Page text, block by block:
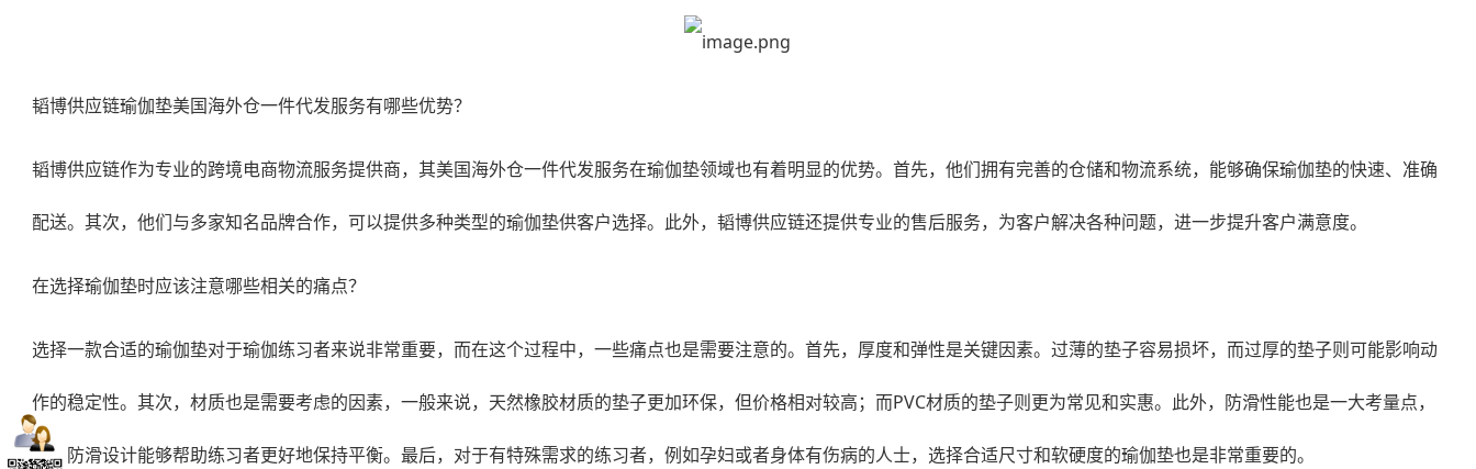
韬博供应链瑜伽垫美国海外仓一件代发服务有哪些优势？
韬博供应链作为专业的跨境电商物流服务提供商，其美国海外仓一件代发服务在瑜伽垫领域也有着明显的优势。首先，他们拥有完善的仓储和物流系统，能够确保瑜伽垫的快速、准确
配送。其次，他们与多家知名品牌合作，可以提供多种类型的瑜伽垫供客户选择。此外，韬博供应链还提供专业的售后服务，为客户解决各种问题，进一步提升客户满意度。
在选择瑜伽垫时应该注意哪些相关的痛点？
选择一款合适的瑜伽垫对于瑜伽练习者来说非常重要，而在这个过程中，一些痛点也是需要注意的。首先，厚度和弹性是关键因素。过薄的垫子容易损坏，而过厚的垫子则可能影响动
作的稳定性。其次，材质也是需要考虑的因素，一般来说，天然橡胶材质的垫子更加环保，但价格相对较高；而PVC材质的垫子则更为常见和实惠。此外，防滑性能也是一大考量点，
好的防滑设计能够帮助练习者更好地保持平衡。最后，对于有特殊需求的练习者，例如孕妇或者身体有伤病的人士，选择合适尺寸和软硬度的瑜伽垫也是非常重要的。